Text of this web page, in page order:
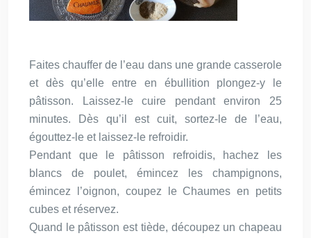
Faites chauffer de l’eau dans une grande casserole
et dès qu’elle entre en ébullition plongez-y le
pâtisson. Laissez-le cuire pendant environ 25
minutes. Dès qu’il est cuit, sortez-le de l’eau,
égouttez-le et laissez-le refroidir.
Pendant que le pâtisson refroidis, hachez les
blancs de poulet, émincez les champignons,
émincez l’oignon, coupez le Chaumes en petits
cubes et réservez.
Quand le pâtisson est tiède, découpez un chapeau